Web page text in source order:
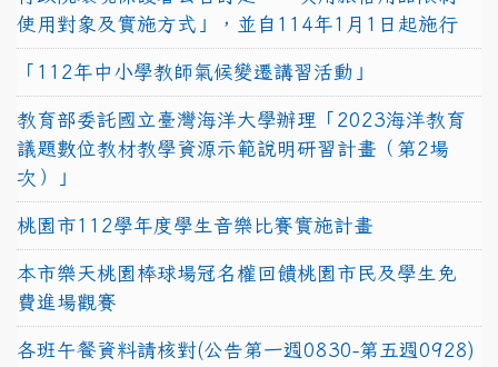
使用對象及實施方式」，並自114年1月1日起施行
「112年中小學教師氣候變遷講習活動」
教育部委託國立臺灣海洋大學辦理「2023海洋教育
議題數位教材教學資源示範說明研習計畫（第2場
次）」
桃園市112學年度學生音樂比賽實施計畫
本市樂天桃園棒球場冠名權回饋桃園市民及學生免
費進場觀賽
各班午餐資料請核對(公告第一週0830-第五週0928)